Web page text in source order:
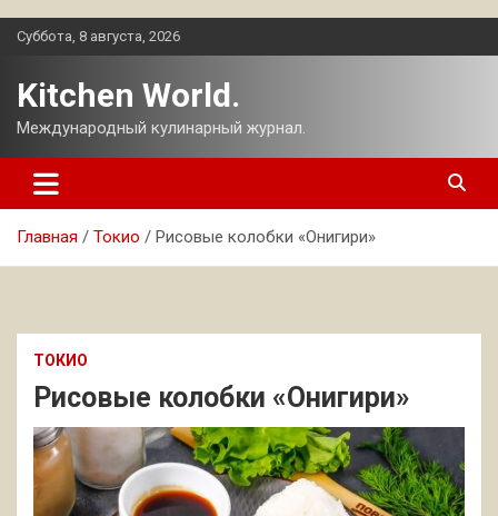
Перейти
Суббота, 8 августа, 2026
Kitchen World.
Международный кулинарный журнал.
Главная Токио Рисовые колобки «Онигири»
ТОКИО
Рисовые колобки «Онигири»